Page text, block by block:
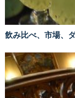
飲み比べ、市場